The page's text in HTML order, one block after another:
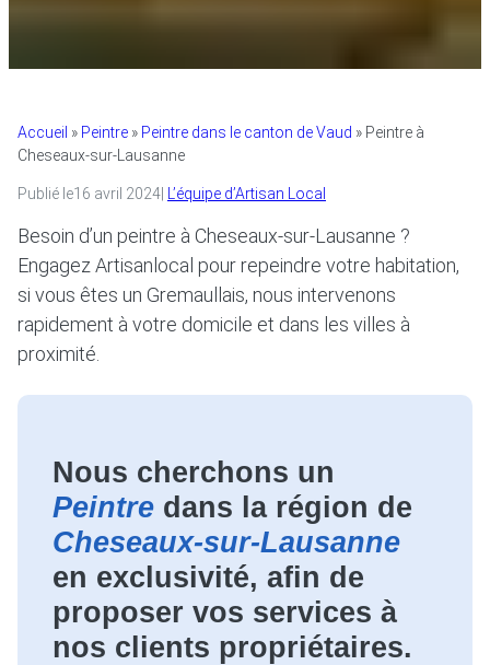
Accueil » Peintre » Peintre dans le canton de Vaud » Peintre à
Cheseaux-sur-Lausanne
Publié le16 avril 2024 L’équipe d’Artisan Local
Besoin d’un peintre à Cheseaux-sur-Lausanne ?
Engagez Artisanlocal pour repeindre votre habitation,
si vous êtes un Gremaullais, nous intervenons
rapidement à votre domicile et dans les villes à
proximité.
Nous cherchons un
Peintre dans la région de
Cheseaux-sur-Lausanne
en exclusivité, afin de
proposer vos services à
nos clients propriétaires.